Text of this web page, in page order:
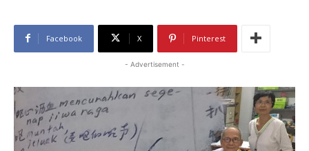
Facebook X Pinterest
- Advertisement -